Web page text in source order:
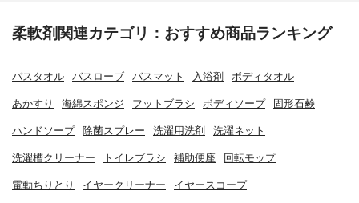
柔軟剤関連カテゴリ：おすすめ商品ランキング
バスタオル バスローブ バスマット 入浴剤 ボディタオル
あかすり 海綿スポンジ フットブラシ ボディソープ 固形石鹸
ハンドソープ 除菌スプレー 洗濯用洗剤 洗濯ネット
洗濯槽クリーナー トイレブラシ 補助便座 回転モップ
電動ちりとり イヤークリーナー イヤースコープ